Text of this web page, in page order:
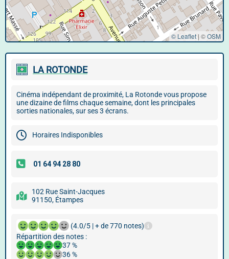
© Leaflet | ©OSM
LA ROTONDE
Cinéma indépendant de proximité, La Rotonde vous propose
une dizaine de films chaque semaine, dont les principales
sorties nationales, sur ses 3 écrans.
Horaires Indisponibles
102 Rue Saint-Jacques
91150, Étampes
(4.0/5 | + de 770 notes)
Répartition des notes :
37 %
36 %